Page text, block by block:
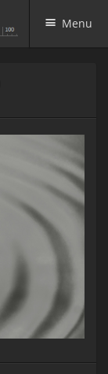
Menu